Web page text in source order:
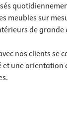
meubles sur
de grande
nos clients se
une orientation